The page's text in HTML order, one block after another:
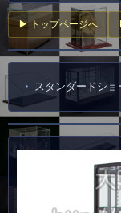
▶ トップページへ
スタンダードシ